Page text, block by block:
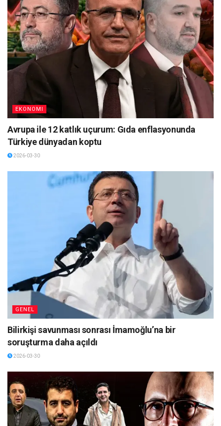
EKONOMI
Avrupa ile 12 katlık uçurum: Gıda enflasyonunda
Türkiye dünyadan koptu
2026-03-30
GENEL
Bilirkişi savunması sonrası İmamoğlu’na bir
soruşturma daha açıldı
2026-03-30